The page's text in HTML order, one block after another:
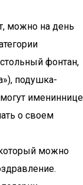
можно на день
фонтан,
подушка-
имениннице
о своем
можно